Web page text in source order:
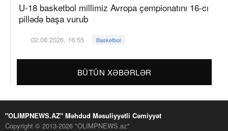
U-18 basketbol millimiz Avropa çempionatını 16-cı
pillədə başa vurub
02.08.2026, 16:55 Basketbol
BÜTÜN XƏBƏRLƏR
"OLIMPNEWS.AZ" Məhdud Məsuliyyətli Cəmiyyət
Copyright © 2013-2026 "OLIMPNEWS.az"